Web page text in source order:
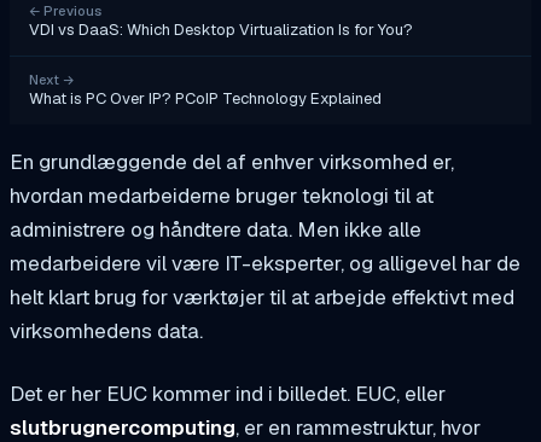
← Previous
VDI vs DaaS: Which Desktop Virtualization Is for You?
Next →
What is PC Over IP? PCoIP Technology Explained
En grundlæggende del af enhver virksomhed er,
hvordan medarbeiderne bruger teknologi til at
administrere og håndtere data. Men ikke alle
medarbeidere vil være IT-eksperter, og alligevel har de
helt klart brug for værktøjer til at arbejde effektivt med
virksomhedens data.
Det er her EUC kommer ind i billedet. EUC, eller
slutbrugnercomputing, er en rammestruktur, hvor